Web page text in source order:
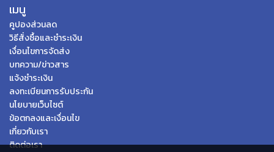
เมนู
คูปองส่วนลด
วิธีสั่งซื้อและชำระเงิน
เงื่อนไขการจัดส่ง
บทความ/ข่าวสาร
แจ้งชำระเงิน
ลงทะเบียนการรับประกัน
นโยบายเว็บไซต์
ข้อตกลงและเงื่อนไข
เกี่ยวกับเรา
ติดต่อเรา